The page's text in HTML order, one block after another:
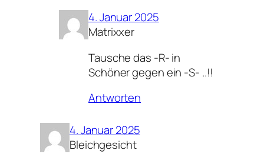
4. Januar 2025
Matrixxer
Tausche das -R- in
Schöner gegen ein -S- ..!!
Antworten
4. Januar 2025
Bleichgesicht